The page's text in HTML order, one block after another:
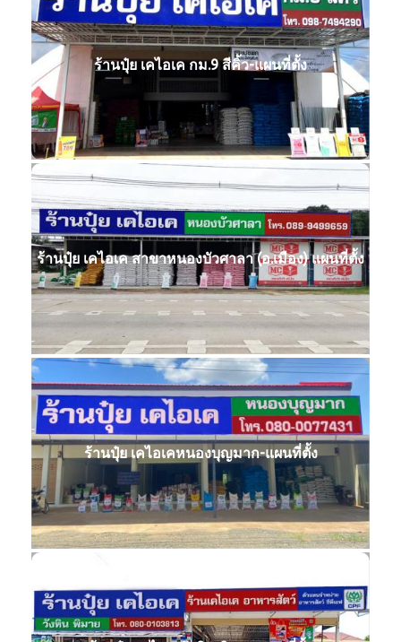
ร้านปุ๋ย เคไอเค กม.9 สีคิ้ว-แผนที่ตั้ง
ร้านปุ๋ย เคไอเค สาขาหนองบัวศาลา (อ.เมือง) แผนที่ตั้ง
ร้านปุ๋ย เคไอเคหนองบุญมาก-แผนที่ตั้ง